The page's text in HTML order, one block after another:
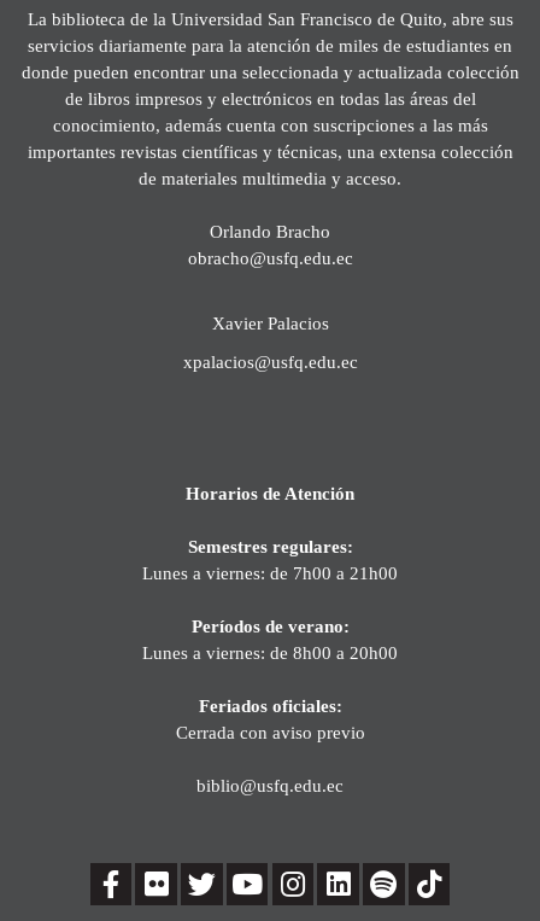
La biblioteca de la Universidad San Francisco de Quito, abre sus
servicios diariamente para la atención de miles de estudiantes en
donde pueden encontrar una seleccionada y actualizada colección
de libros impresos y electrónicos en todas las áreas del
conocimiento, además cuenta con suscripciones a las más
importantes revistas científicas y técnicas, una extensa colección
de materiales multimedia y acceso.
Orlando Bracho
obracho@usfq.edu.ec
Xavier Palacios
xpalacios@usfq.edu.ec
Horarios de Atención
Semestres regulares:
Lunes a viernes: de 7h00 a 21h00
Períodos de verano:
Lunes a viernes: de 8h00 a 20h00
Feriados oficiales:
Cerrada con aviso previo
biblio@usfq.edu.ec